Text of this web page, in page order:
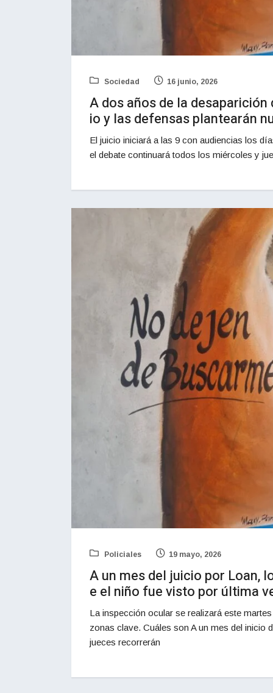
Sociedad 16 junio, 2026
A dos años de la
io y las defensas plantearán
El juicio iniciará a las 9 con audiencias los
el debate continuará todos los miércoles y
Policiales 19 mayo, 2026
A un mes del juicio por Loan,
e el niño fue visto por última
La inspección ocular se realizará este
zonas clave. Cuáles son A un mes del inicio
jueces recorrerán